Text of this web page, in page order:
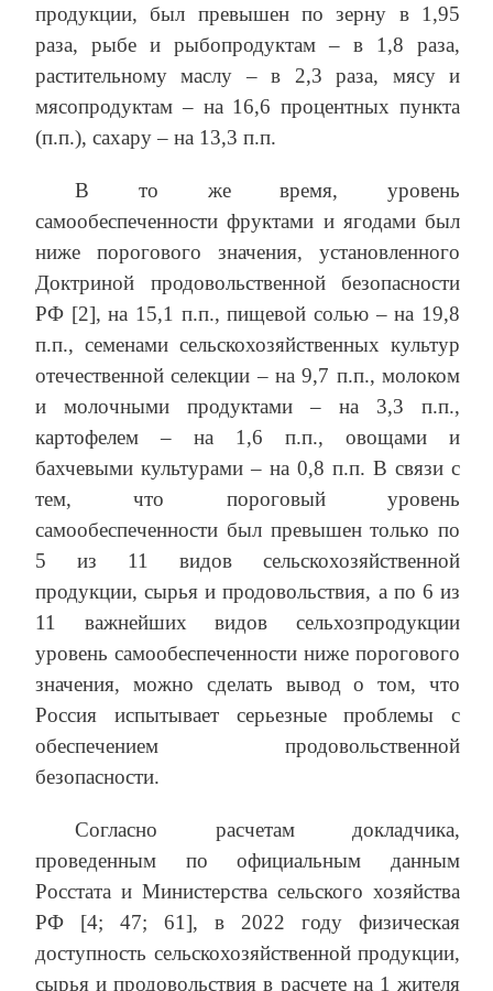
продукции, был превышен по зерну в 1,95
раза, рыбе и рыбопродуктам – в 1,8 раза,
растительному маслу – в 2,3 раза, мясу и
мясопродуктам – на 16,6 процентных пункта
(п.п.), сахару – на 13,3 п.п.
В то же время, уровень
самообеспеченности фруктами и ягодами был
ниже порогового значения, установленного
Доктриной продовольственной безопасности
РФ [2], на 15,1 п.п., пищевой солью – на 19,8
п.п., семенами сельскохозяйственных культур
отечественной селекции – на 9,7 п.п., молоком
и молочными продуктами – на 3,3 п.п.,
картофелем – на 1,6 п.п., овощами и
бахчевыми культурами – на 0,8 п.п. В связи с
тем, что пороговый уровень
самообеспеченности был превышен только по
5 из 11 видов сельскохозяйственной
продукции, сырья и продовольствия, а по 6 из
11 важнейших видов сельхозпродукции
уровень самообеспеченности ниже порогового
значения, можно сделать вывод о том, что
Россия испытывает серьезные проблемы с
обеспечением продовольственной
безопасности.
Согласно расчетам докладчика,
проведенным по официальным данным
Росстата и Министерства сельского хозяйства
РФ [4; 47; 61], в 2022 году физическая
доступность сельскохозяйственной продукции,
сырья и продовольствия в расчете на 1 жителя